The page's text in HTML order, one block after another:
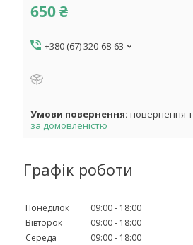
650 ₴
+380 (67) 320-68-63
повернення
за домовленістю
Графік роботи
Понеділок 09:00
18:00
Вівторок
09:00
18:00
Середа
09:00
18:00